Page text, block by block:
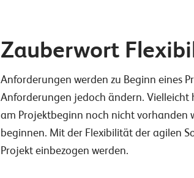
Zauberwort
Anforderungen werden zu Beginn eines
Anforderungen jedoch ändern. Vielleicht
am Projektbeginn noch nicht vorhanden
beginnen. Mit der Flexibilität der agilen
Projekt einbezogen werden.